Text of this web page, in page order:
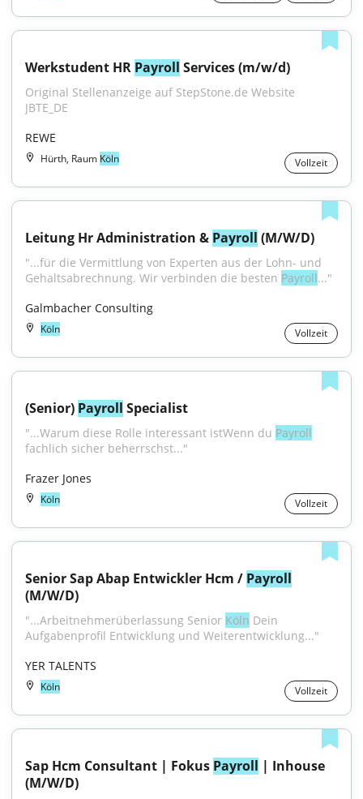
Werkstudent HR Payroll Services (m/w/d)
Original Stellenanzeige auf StepStone.de Website
JBTE_DE
REWE
Hürth, Raum Köln Vollzeit
Leitung Hr Administration & Payroll (M/W/D)
"...für die Vermittlung von Experten aus der Lohn- und
Gehaltsabrechnung. Wir verbinden die besten Payroll..."
Galmbacher Consulting
Köln Vollzeit
(Senior) Payroll Specialist
"...Warum diese Rolle interessant istWenn du Payroll
fachlich sicher beherrschst..."
Frazer Jones
Köln Vollzeit
Senior Sap Abap Entwickler Hcm / Payroll
(M/W/D)
"...Arbeitnehmerüberlassung Senior Köln Dein
Aufgabenprofil Entwicklung und Weiterentwicklung..."
YER TALENTS
Köln Vollzeit
Sap Hcm Consultant | Fokus Payroll | Inhouse
(M/W/D)